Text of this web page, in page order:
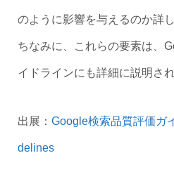
のように影響を与えるのか詳
ちなみに、これらの要素は、
イドラインにも詳細に説明さ
出展： Google検索品質評価ガ
delines